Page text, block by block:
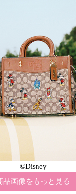
©Disney
品画像をもっと見る